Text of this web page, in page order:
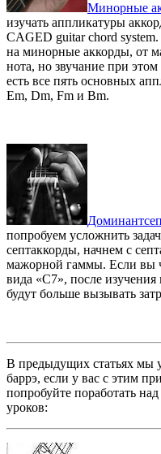
Минорные
изучать аппликатуры
CAGED guitar chord
на минорные аккорды, от
нота, но звучание при
есть все пять основных
Em, Dm, Fm и Bm.
попробуем усложнить
септаккорды, начнем с
мажорной гаммы. Если вы
вида «С7», после изучения
будут больше вызывать
В предыдущих статьях мы
баррэ, если у вас с этим
попробуйте поработать
уроков: